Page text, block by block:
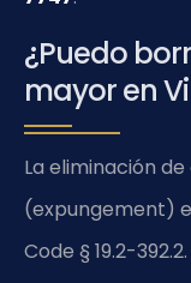
¿Puedo
mayor en
La eliminación
(expungement)
Code § 19.2-392.2